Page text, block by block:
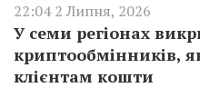
22:04 2 Липня, 2026
У семи регіонах
криптообмінників,
клієнтам кошти